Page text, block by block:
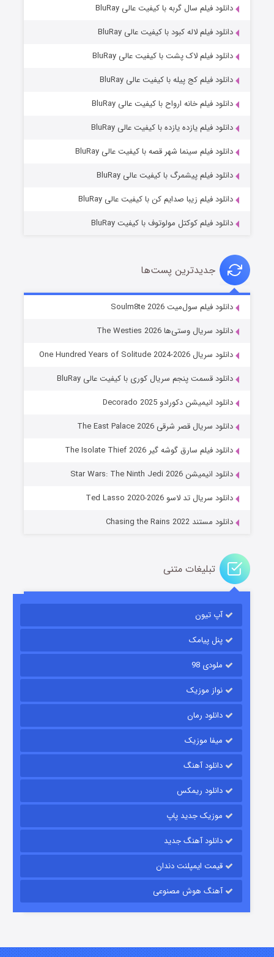
قسمت۷ (زیرنویس) منتشر شد
خاندان اژدها فصل ۳
جادوگری در مغولستان
قسمت ۱۴ (زیرنویس) منتشر شد
قسمت
قسمت۲ (دوبله) منتشر شد
دانلود فیلم سال گربه با کیفیت عالی BluRay
دانلود فیلم لاله کبود با کیفیت عالی BluRay
دانلود فیلم لاک پشت با کیفیت عالی BluRay
دانلود فیلم کج‌ پیله با کیفیت عالی BluRay
دانلود فیلم خانه ارواح با کیفیت عالی BluRay
دانلود فیلم یازده یازده با کیفیت عالی BluRay
دانلود فیلم سینما شهر قصه با کیفیت عالی BluRay
دانلود فیلم پیشمرگ با کیفیت عالی BluRay
دانلود فیلم زیبا صدایم کن با کیفیت عالی BluRay
دانلود فیلم کوکتل مولوتوف با کیفیت BluRay
جدیدترین پست‌ها
دانلود فیلم سول‌میت Soulm8te 2026
دانلود سریال وستی‌ها The Westies 2026
دانلود سریال One Hundred Years of Solitude 2024-2026
دانلود قسمت پنجم سریال کوری با کیفیت عالی BluRay
دانلود انیمیشن دکورادو Decorado 2025
دانلود سریال قصر شرقی The East Palace 2026
دانلود فیلم سارق گوشه گیر The Isolate Thief 2026
دانلود انیمیشن Star Wars: The Ninth Jedi 2026
دانلود سریال تد لاسو Ted Lasso 2020-2026
دانلود مستند Chasing the Rains 2022
تبلیغات متنی
آپ تیون
پنل پیامک
ملودی 98
نواز موزیک
دانلود رمان
میفا موزیک
دانلود آهنگ
دانلود ریمکس
موزیک جدید پاپ
دانلود آهنگ جدید
قیمت ایمپلنت دندان
آهنگ هوش مصنوعی